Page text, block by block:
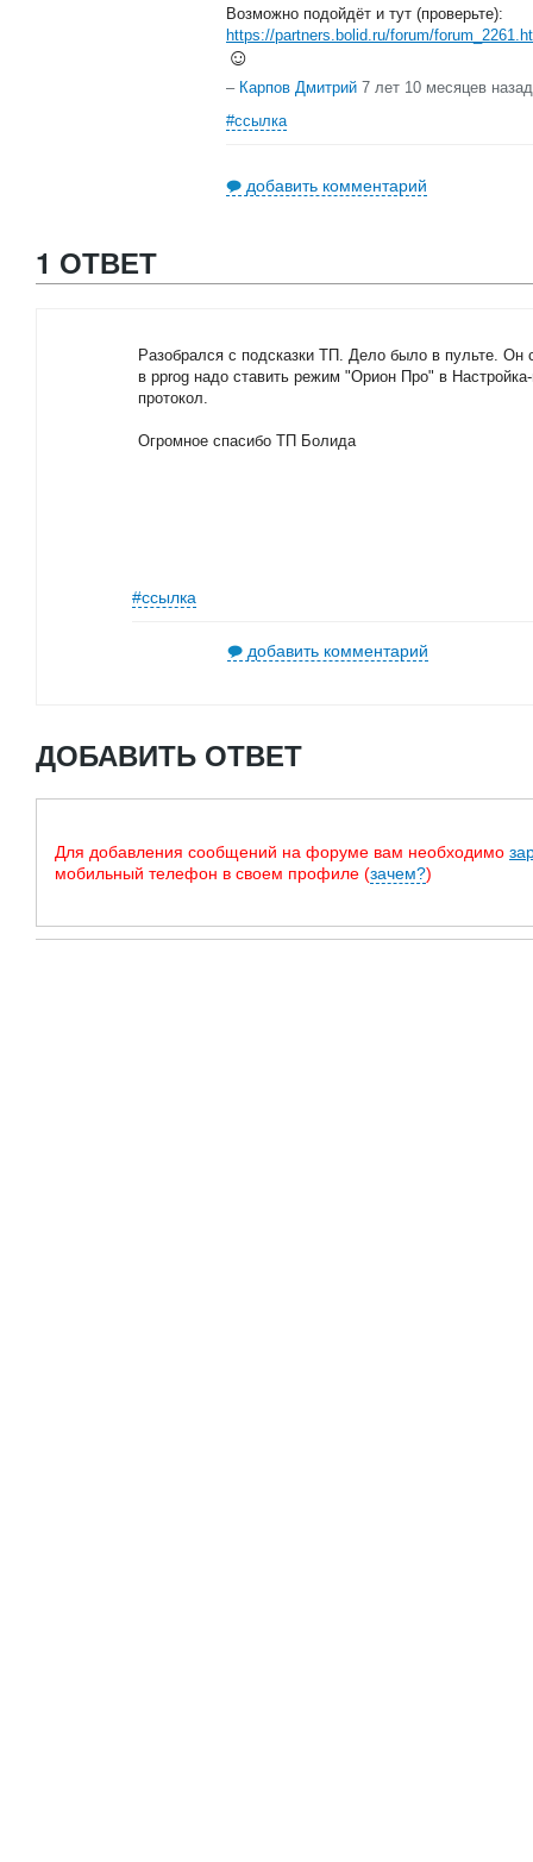
Возможно подойдёт и тут (проверьте):
https://partners.bolid.ru/forum/
☺
– Карпов Дмитрий 7 лет 10 месяцев назад
#ссылка
добавить комментарий
1 ОТВЕТ
Разобрался с подсказки ТП. Дело было в пульте. Он
в pprog надо ставить режим "Орион Про" в
протокол.
Огромное спасибо ТП Болида
#ссылка
добавить комментарий
ДОБАВИТЬ ОТВЕТ
Для добавления сообщений на форуме вам необходимо
мобильный телефон в своем профиле (зачем?)